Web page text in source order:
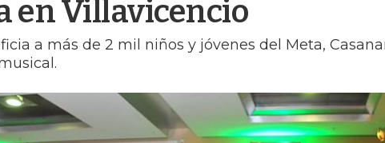
en Villavicencio
a más de 2 mil niños y jóvenes del Meta,